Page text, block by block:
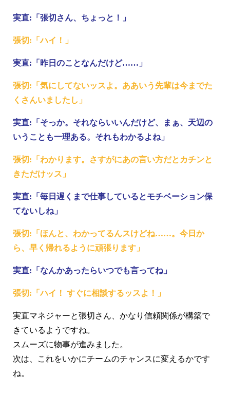
実直:「張切さん、ちょっと！」
張切:「ハイ！」
実直:「昨日のことなんだけど……」
張切:「気にしてないッスよ。ああいう先輩は今までた
くさんいましたし」
実直:「そっか。それならいいんだけど、まぁ、天辺の
いうことも一理ある。それもわかるよね」
張切:「わかります。さすがにあの言い方だとカチンと
きただけッス」
実直:「毎日遅くまで仕事しているとモチベーション保
てないしね」
張切:「ほんと、わかってるんスけどね……。今日か
ら、早く帰れるように頑張ります」
実直:「なんかあったらいつでも言ってね」
張切:「ハイ！ すぐに相談するッスよ！」
実直マネジャーと張切さん、かなり信頼関係が構築で
きているようですね。
スムーズに物事が進みました。
次は、これをいかにチームのチャンスに変えるかです
ね。